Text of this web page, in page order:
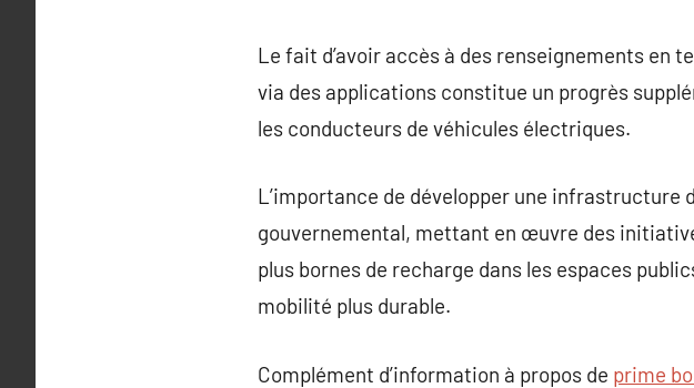
Le fait d’avoir accès à des renseignements en
via des applications constitue un progrès
les conducteurs de véhicules électriques.
L’importance de développer une infrastructure
gouvernemental, mettant en œuvre des
plus bornes de recharge dans les espaces
mobilité plus durable.
Complément d’information à propos de prime